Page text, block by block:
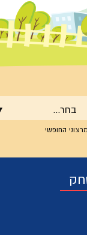
בחר...
החופשי